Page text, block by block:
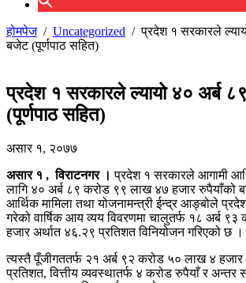
होमपेज/ Uncategorized /प्रदेश १ सरकारले
बजेट (पूर्णपाठ सहित)
प्रदेश १ सरकारले ल्यायो ४० अर्ब
(पूर्णपाठ सहित)
असार १, २०७७
असार १ , विराटनगर । प्रदेश १ सरकारले आगामी
लागि ४० अर्ब ८९ करोड ९९ लाख ४७ हजार रुपैयाँको
आर्थिक मामिला तथा योजनामन्त्री ईन्द्र आङ्बोले
गरेको वार्षिक आय व्यय विवरणमा चालुतर्फ १८ अर्ब
हजार अर्थात ४६.२९ प्रतिशत विनियोजन गरिएको छ ।
त्यस्तै पूँजीगततर्फ २१ अर्ब ९२ करोड ५० लाख ४ हजार
प्रतिशत, वित्तीय व्यवस्थातर्फ ४ करोड रुपैयाँ र अन्तर